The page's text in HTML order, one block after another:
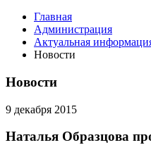
Главная
Администрация
Актуальная
Новости
Новости
9 декабря 2015
Наталья Образцова